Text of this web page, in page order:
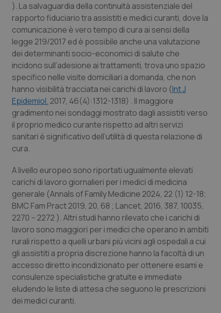
Tumori del Polmone & Testa Collo
Tumori gastrointestinali
Ulcera & Reflusso
Vaccini
). La salvaguardia della continuità assistenziale del
rapporto fiduciario tra assistiti e medici curanti, dove la
comunicazione è vero tempo di cura ai sensi della
legge 219/2017 ed è possibile anche una valutazione
dei determinanti socio-economici di salute che
incidono sull’adesione ai trattamenti, trova uno spazio
specifico nelle visite domiciliari a domanda, che non
hanno visibilità tracciata nei carichi di lavoro (IntJ
Epidemiol. 2017, 46(4):1312-1318) . Il maggiore
gradimento nei sondaggi mostrato dagli assistiti verso
il proprio medico curante rispetto ad altri servizi
sanitari è significativo dell’utilità di questa relazione di
cura.
A livello europeo sono riportati ugualmente elevati
carichi di lavoro giornalieri per i medici di medicina
generale (Annals of Family Medicine 2024, 22 (1) 12-18;
BMC Fam Pract2019, 20, 68 ; Lancet, 2016, 387, 10035,
2270 – 2272 ). Altri studi hanno rilevato che i carichi di
lavoro sono maggiori per i medici che operano in ambiti
rurali rispetto a quelli urbani più vicini agli ospedali a cui
gli assistiti a propria discrezione hanno la facoltà di un
accesso diretto incondizionato per ottenere esami e
consulenze specialistiche gratuite e immediate
eludendo le liste di attesa che seguono le prescrizioni
dei medici curanti.